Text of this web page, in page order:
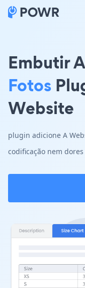
Embutir
Fotos
Website
plugin adicione A
codificação nem